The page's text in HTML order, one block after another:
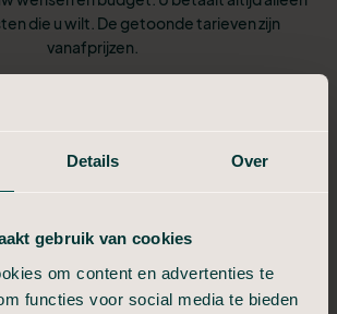
Details Over
gebruik van cookies
om content en advertenties te
functies voor social media te bieden
die u wilt. De getoonde tarieven zijn
vanafprijzen.